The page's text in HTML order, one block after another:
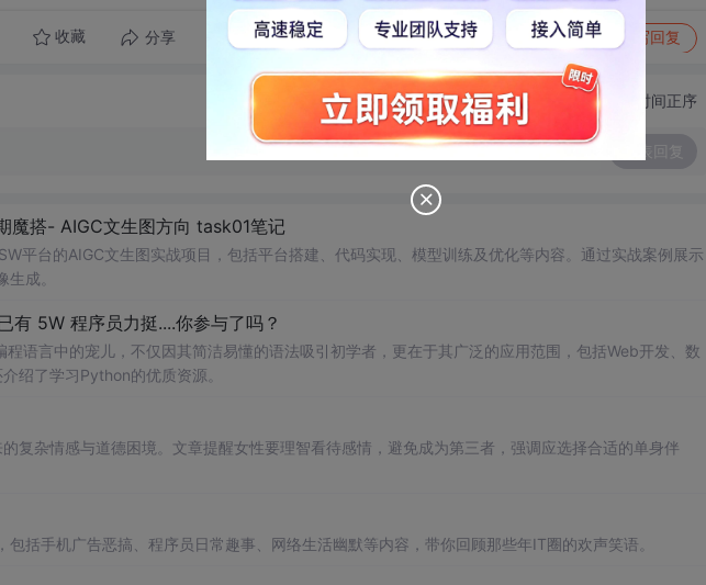
收藏 分享 转发到动态 举报 写回复
切换为时间正序
魔搭- AIGC文生图方向 task01笔记
平台的AIGC文生图实战项目，包括平台搭建、代码实现、模型训练及优化等内容。通过实战案例展示
成。
有 5W 程序员力挺....你参与了吗？
语言中的宠儿，不仅因其简洁易懂的语法吸引初学者，更在于其广泛的应用范围，包括Web开发、数
绍了学习Python的优质资源。
复杂情感与道德困境。文章提醒女性要理智看待感情，避免成为第三者，强调应选择合适的单身伴
括手机广告恶搞、程序员日常趣事、网络生活幽默等内容，带你回顾那些年IT圈的欢声笑语。